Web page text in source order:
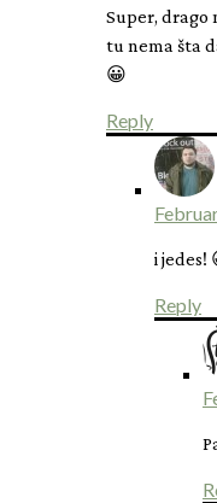
Super, drago
tu nema šta
😀
Reply
i jedes!
Reply